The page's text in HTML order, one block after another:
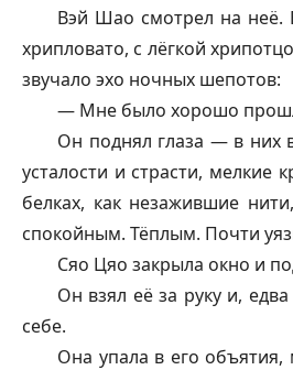
Вэй Шао смотрел на неё.
хрипловато, с лёгкой
звучало эхо ночных шепотов:
— Мне было хорошо
Он поднял глаза — в них
усталости и страсти, мелкие
белках, как незажившие
спокойным. Тёплым. Почти
Сяо Цяо закрыла окно и
Он взял её за руку и,
себе.
Она упала в его объятия,